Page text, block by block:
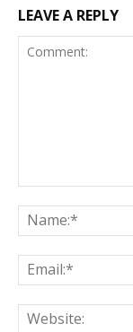
LEAVE A REPLY